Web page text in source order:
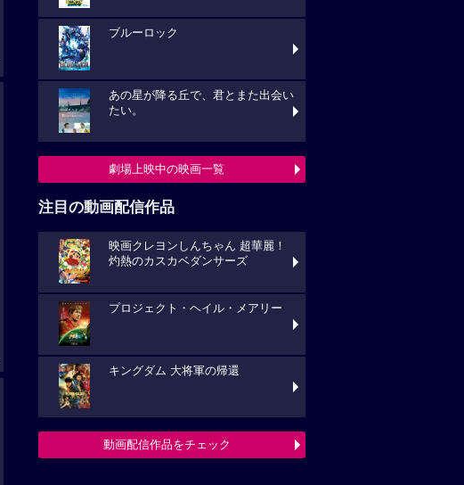
ブルーロック
あの星が降る丘で、君とまた出会い
たい。
劇場上映中の映画一覧
注目の動画配信作品
映画クレヨンしんちゃん 超華麗！
灼熱のカスカベダンサーズ
プロジェクト・ヘイル・メアリー
キングダム 大将軍の帰還
動画配信作品をチェック